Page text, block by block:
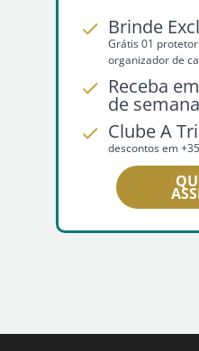
Brinde
Grátis 01
organizador de
Receba
de semana
Clube A
descontos em